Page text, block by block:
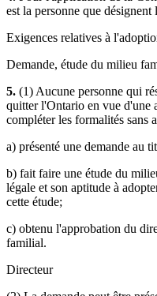
est la personne que désignent
Exigences relatives à
Demande, étude du milieu
5. (1) Aucune personne qui
quitter l'Ontario en vue d'une
compléter les formalités sans
a) présenté une demande au
b) fait faire une étude du
légale et son aptitude à
cette étude;
c) obtenu l'approbation du
familial.
Directeur